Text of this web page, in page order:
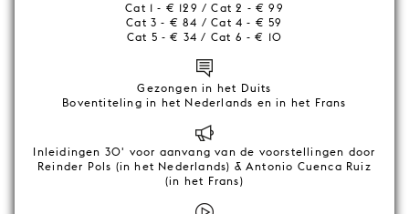
Cat 1 - € 129 / Cat 2 - € 99
Cat 3 - € 84 / Cat 4 - € 59
Cat 5 - € 34 / Cat 6 - € 10
Gezongen in het Duits
Boventiteling in het Nederlands en in het Frans
Inleidingen 30' voor aanvang van de voorstellingen door
Reinder Pols (in het Nederlands) & Antonio Cuenca Ruiz
(in het Frans)